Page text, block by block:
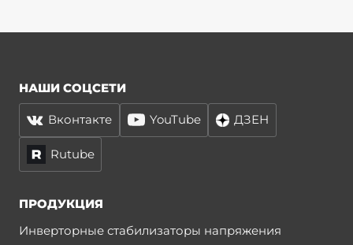
НАШИ СОЦСЕТИ
Вконтакте YouTube ДЗЕН
Rutube
ПРОДУКЦИЯ
Инверторные стабилизаторы напряжения